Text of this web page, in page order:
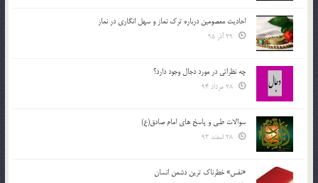
احادیث معصومین درباره ترک نماز و سهل انگاری در نماز
چه نظراتی در مورد دجال وجود دارد؟
سوالات طبی و پاسخ های امام صادق(ع)
«نفس» خطرناک ترین دشمن انسان